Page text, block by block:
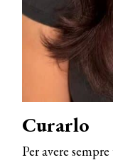
Curarlo
Per avere